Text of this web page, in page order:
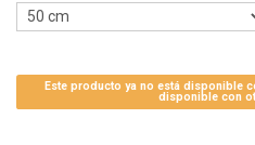
Este producto ya no está disponible
disponible con